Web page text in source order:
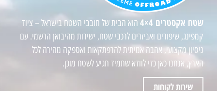
שטח אקסטרים 4×4
הוא הבית של חובבי השטח בישראל – ציוד
קמפינג, שיפורים ואביזרים לרכבי שטח, ישירות מהיבואן הרשמי. עם
ניסיון מקצועי, אהבה אמיתית להרפתקאות ואספקה מהירה לכל
הארץ, אנחנו כאן כדי לוודא שתמיד תגיע לשטח מוכן.
שירות לקוחות